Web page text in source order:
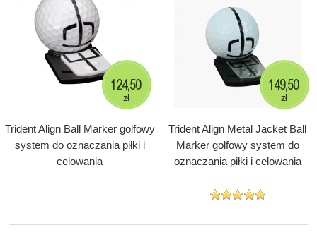
Trident Align Ball Marker golfowy
system do oznaczania piłki i
celowania
124,50
zł
Trident Align Metal Jacket Ball
Marker golfowy system do
oznaczania piłki i celowania
149,50
zł